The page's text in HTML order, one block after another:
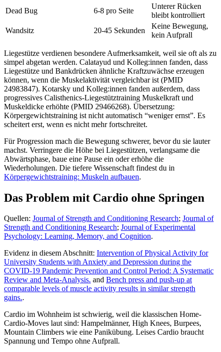
Dead Bug 6-8 pro Seite
Unterer Rücken
bleibt kontrolliert
Wandsitz
20-45 Sekunden
Keine Bewegung,
kein Aufprall
Liegestütze verdienen besondere Aufmerksamkeit, weil sie oft als zu
simpel abgetan werden. Calatayud und Kolleg:innen fanden, dass
Liegestütze und Bankdrücken ähnliche Kraftzuwächse erzeugen
können, wenn die Muskelaktivität vergleichbar ist (PMID
24983847). Kotarsky und Kolleg:innen fanden außerdem, dass
progressives Calisthenics-Liegestütztraining Muskelkraft und
Muskeldicke erhöhte (PMID 29466268). Übersetzung:
Körpergewichtstraining ist nicht automatisch “weniger ernst”. Es
scheitert erst, wenn es nicht mehr fortschreitet.
Für Progression mach die Bewegung schwerer, bevor du sie lauter
machst. Verringere die Höhe bei Liegestützen, verlangsame die
Abwärtsphase, baue eine Pause ein oder erhöhe die
Wiederholungen. Die tiefere Wissenschaft findest du in
Körpergewichtstraining: Muskeln aufbauen.
Das Problem mit Cardio ohne Springen
Quellen: Journal of Strength and Conditioning Research; Journal of
Strength and Conditioning Research; Journal of Experimental
Psychology: Learning, Memory, and Cognition.
Evidenz in diesem Abschnitt: Intervention of Physical Activity for
University Students with Anxiety and Depression during the
COVID-19 Pandemic Prevention and Control Period: A Systematic
Review and Meta-Analysis. and Bench press and push-up at
comparable levels of muscle activity results in similar strength
gains..
Cardio im Wohnheim ist schwierig, weil die klassischen Home-
Cardio-Moves laut sind: Hampelmänner, High Knees, Burpees,
Mountain Climbers wie eine Panikübung. Leises Cardio braucht
Spannung und Tempo ohne Aufprall.